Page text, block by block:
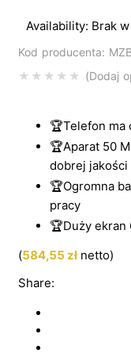
Dodaj
Availability: Brak
Kod producenta:
🏆Telefon ma
🏆Aparat 50
dobrej jakości
🏆Ogromna
pracy
🏆Duży ekran
(584,55złnetto)
Share: